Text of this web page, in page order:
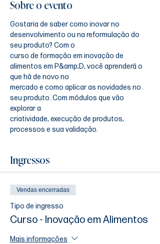
Sobre o evento
Gostaria de saber como inovar no
desenvolvimento ou na reformulação do
seu produto? Com o
curso de formação em inovação de
alimentos em P&amp;D, você aprenderá o
que há de novo no
mercado e como aplicar as novidades no
seu produto. Com módulos que vão
explorar a
criatividade, execução de produtos,
processos e sua validação.
Ingressos
Vendas encerradas
Tipo de ingresso
Curso - Inovação em Alimentos
Mais informações